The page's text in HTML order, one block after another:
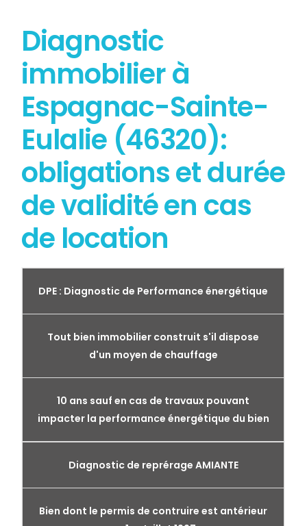
Diagnostic
immobilier à
Espagnac-Sainte-
Eulalie (46320):
obligations et durée
de validité en cas
de location
DPE : Diagnostic de Performance énergétique
Tout bien immobilier construit s'il dispose
d'un moyen de chauffage
10 ans sauf en cas de travaux pouvant
impacter la performance énergétique du bien
Diagnostic de reprérage AMIANTE
Bien dont le permis de contruire est antérieur